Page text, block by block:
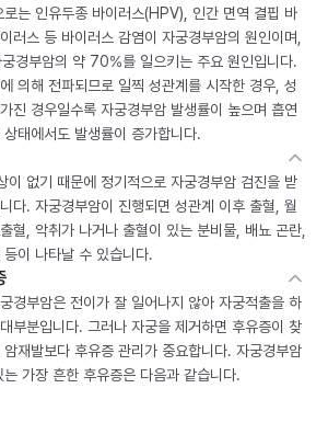
로는 인유두종 바이러스(HPV), 인간 면역 결핍 바
러스 등 바이러스 감염이 자궁경부암의 원인이며,
경부암의 약 70%를 일으키는 주요 원인입니다.
의해 전파되므로 일찍 성관계를 시작한 경우, 성
진 경우일수록 자궁경부암 발생률이 높으며 흡연
태에서도 발생률이 증가합니다.
이 없기 때문에 정기적으로 자궁경부암 검진을 받
다. 자궁경부암이 진행되면 성관계 이후 출혈, 월
혈, 악취가 나거나 출혈이 있는 분비물, 배뇨 곤란,
이 나타날 수 있습니다.
경부암은 전이가 잘 일어나지 않아 자궁적출을 하
부분입니다. 그러나 자궁을 제거하면 후유증이 찾
재발보다 후유증 관리가 중요합니다. 자궁경부암
가장 흔한 후유증은 다음과 같습니다.